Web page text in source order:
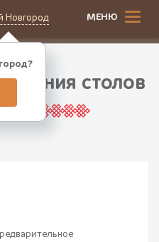
Новгород МЕНЮ
столов